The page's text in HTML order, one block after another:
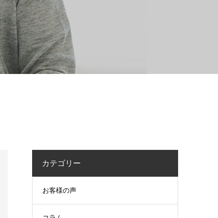
カテゴリー
お客様の声